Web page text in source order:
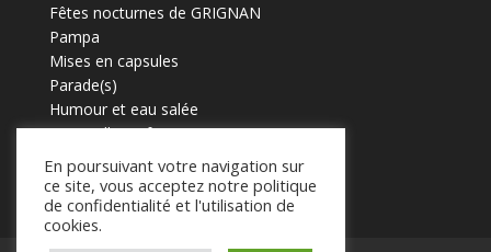
Fêtes nocturnes de GRIGNAN
Pampa
Mises en capsules
Parade(s)
Humour et eau salée
Marmaille en fugues
En poursuivant votre navigation sur
ce site, vous acceptez notre politique
de confidentialité et l'utilisation de
cookies.